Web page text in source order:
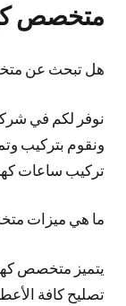
متخصص
هل تبحث عن
نوفر لكم في
ونقوم بتركيب
تركيب ساعات
ما هي ميزات
يتميز متخصص
تصليح كافة